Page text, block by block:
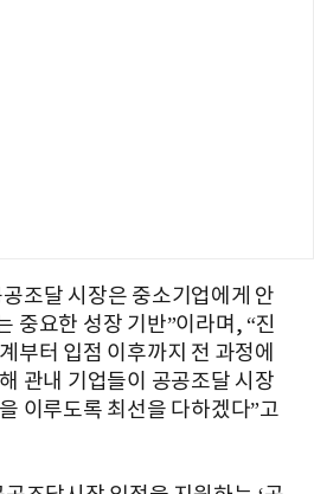
조달 시장은 중소기업에게 안
중요한 성장 기반”이라며, “진
부터 입점 이후까지 전 과정에
관내 기업들이 공공조달 시장
이루도록 최선을 다하겠다”고